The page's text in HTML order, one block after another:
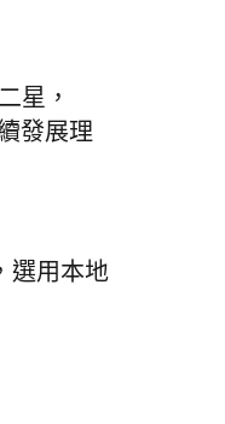
星，
發展理
選用本地